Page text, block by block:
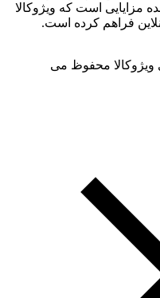
مزایایی است که ویژوکالا
فراهم کرده است.
محفوظ می